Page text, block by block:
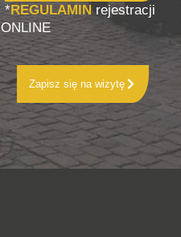
*REGULAMIN rejestracji
ONLINE
Zapisz się na wizytę